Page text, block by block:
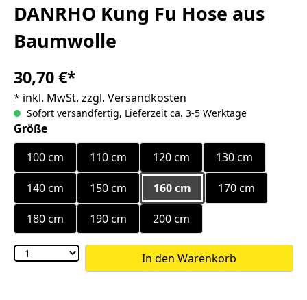
DANRHO Kung Fu Hose aus
Baumwolle
30,70 €*
* inkl. MwSt. zzgl. Versandkosten
Sofort versandfertig, Lieferzeit ca. 3-5 Werktage
Größeauswählen
100 cm
110 cm 120 cm 130 cm
140 cm 150 cm 160 cm 170 cm
180 cm 190 cm 200 cm
In den Warenkorb